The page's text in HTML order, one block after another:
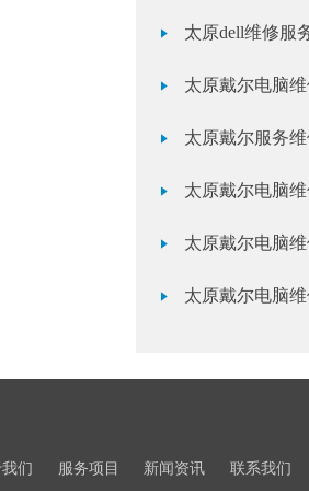
太原dell维修服
太原戴尔电脑
太原戴尔服务
太原戴尔电脑
们 服务项目 新闻资讯 联系我们